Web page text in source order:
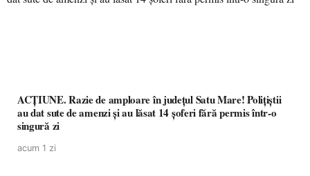
ACȚIUNE. Razie de amploare în județul Satu Mare! Polițiștii
au dat sute de amenzi și au lăsat 14 șoferi fără permis într-o
singură zi
acum 1 zi